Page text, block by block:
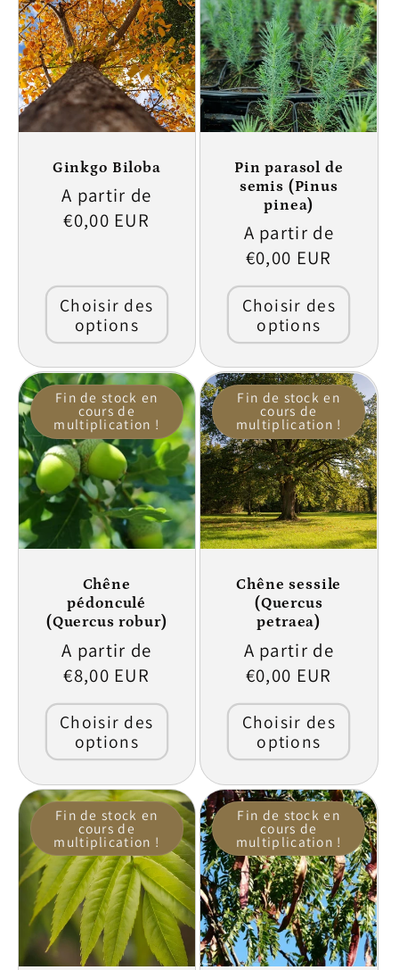
Ginkgo Biloba
Prix
habituel
A partir de
€0,00 EUR
Choisir des
options
Pin parasol de
semis (Pinus
pinea)
Prix
habituel
A partir de
€0,00 EUR
Choisir des
options
Fin de stock en
cours de
multiplication !
Chêne
pédonculé
(Quercus robur)
Prix
habituel
A partir de
€8,00 EUR
Choisir des
options
Fin de stock en
cours de
multiplication !
Chêne sessile
(Quercus
petraea)
Prix
habituel
A partir de
€0,00 EUR
Choisir des
options
Fin de stock en
cours de
multiplication !
Fin de stock en
cours de
multiplication !